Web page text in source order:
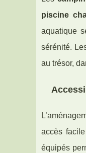
piscine
aquatique
sérénité.
au trésor,
accès
équipés